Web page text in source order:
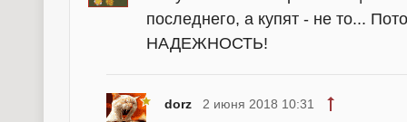
последнего, а купят - не то...
НАДЕЖНОСТЬ!
dorz 2 июня 2018 10:31